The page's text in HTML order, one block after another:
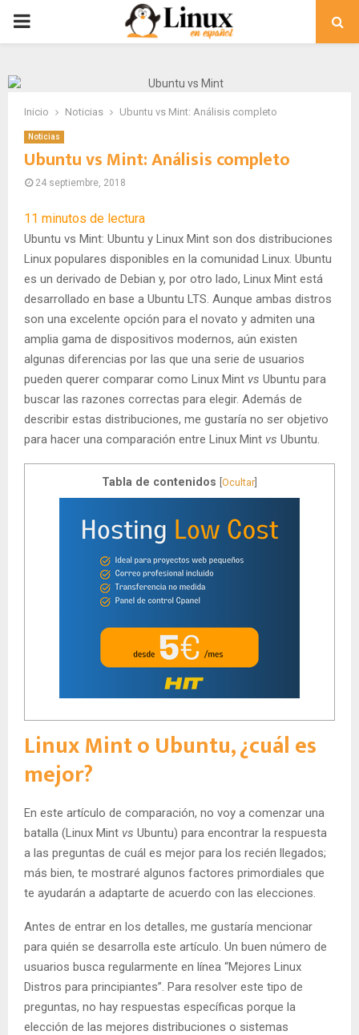
PRIMARY
Inicio Noticias Ubuntu vs Mint: Análisis completo
Noticias
Ubuntu vs Mint: Análisis completo
24 septiembre, 2018
11 minutos de lectura
Ubuntu vs Mint: Ubuntu y Linux Mint son dos distribuciones
Linux populares disponibles en la comunidad Linux. Ubuntu
es un derivado de Debian y, por otro lado, Linux Mint está
desarrollado en base a Ubuntu LTS. Aunque ambas distros
son una excelente opción para el novato y admiten una
amplia gama de dispositivos modernos, aún existen
algunas diferencias por las que una serie de usuarios
pueden querer comparar como Linux Mint vs Ubuntu para
buscar las razones correctas para elegir. Además de
describir estas distribuciones, me gustaría no ser objetivo
para hacer una comparación entre Linux Mint vs Ubuntu.
Tabla de contenidos [Ocultar]
Linux Mint o Ubuntu, ¿cuál es
mejor?
En este artículo de comparación, no voy a comenzar una
batalla (Linux Mint vs Ubuntu) para encontrar la respuesta
a las preguntas de cuál es mejor para los recién llegados;
más bien, te mostraré algunos factores primordiales que
te ayudarán a adaptarte de acuerdo con las elecciones.
Antes de entrar en los detalles, me gustaría mencionar
para quién se desarrolla este artículo. Un buen número de
usuarios busca regularmente en línea “Mejores Linux
Distros para principiantes”. Para resolver este tipo de
preguntas, no hay respuestas específicas porque la
elección de las mejores distribuciones o sistemas